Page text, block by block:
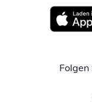
Öffnet in